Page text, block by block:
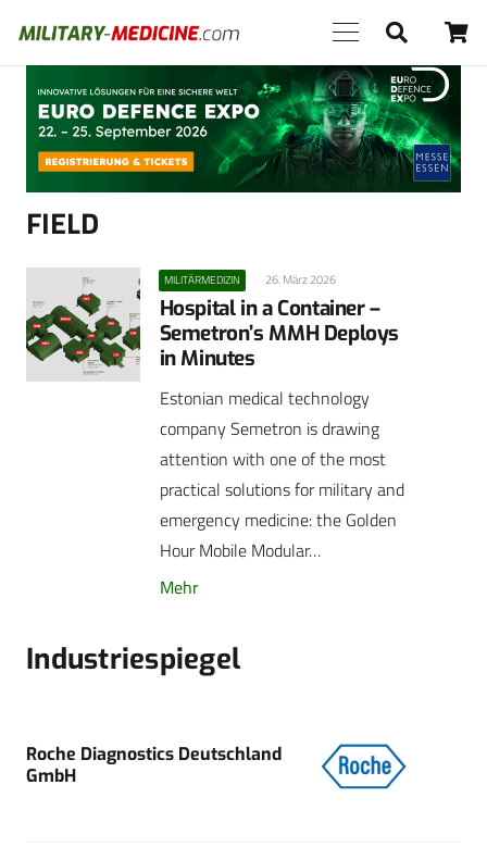
Anzeige
FIELD
MILITÄRMEDIZIN 26. März 2026
Hospital in a Container –
Semetron’s MMH Deploys
in Minutes
Estonian medical technology
company Semetron is drawing
attention with one of the most
practical solutions for military and
emergency medicine: the Golden
Hour Mobile Modular…
Mehr
Industriespiegel
Roche Diagnostics Deutschland
GmbH